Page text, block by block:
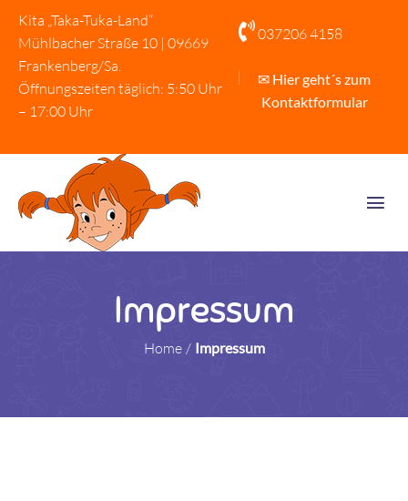
Kita „Taka-Tuka-Land“
Mühlbacher Straße 10 | 09669
Frankenberg/Sa.
Öffnungszeiten täglich: 5:50 Uhr
– 17:00 Uhr
037206 4158
✉ Hier geht´s zum
Kontaktformular
Impressum
Home / Impressum